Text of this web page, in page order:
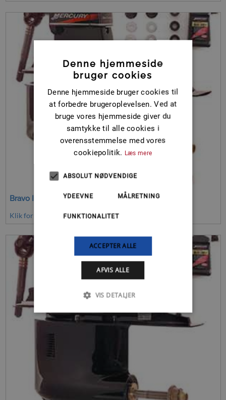
Bravo III drev
Klik for at se mere
Denne hjemmeside
bruger cookies
Denne hjemmeside bruger cookies til
at forbedre brugeroplevelsen. Ved at
bruge vores hjemmeside giver du
samtykke til alle cookies i
overensstemmelse med vores
cookiepolitik. Læs mere
ABSOLUT NØDVENDIGE
YDEEVNE MÅLRETNING
FUNKTIONALITET
ACCEPTER ALLE
AFVIS ALLE
VIS DETALJER